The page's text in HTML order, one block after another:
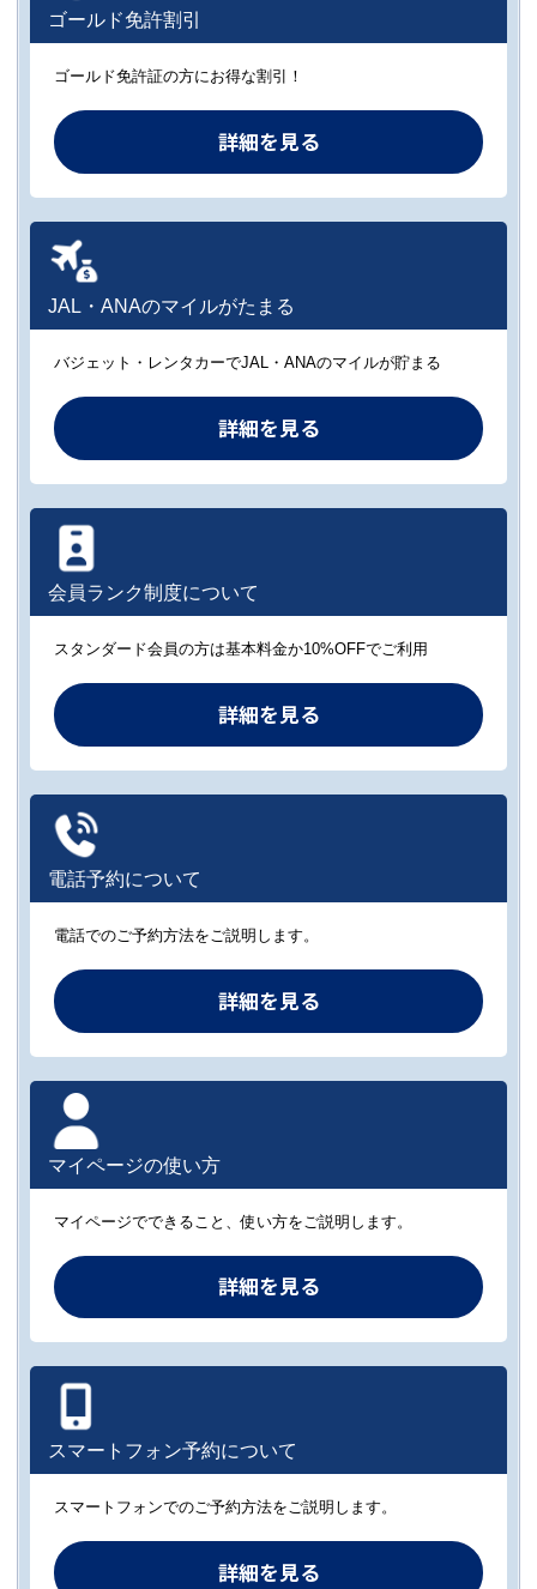
ゴールド免許割引
ゴールド免許証の方にお得な割引！
詳細を見る
JAL・ANAのマイルがたまる
バジェット・レンタカーでJAL・ANAのマイルが貯まる
詳細を見る
会員ランク制度について
スタンダード会員の方は基本料金か10%OFFでご利用
詳細を見る
電話予約について
電話でのご予約方法をご説明します。
詳細を見る
マイページの使い方
マイページでできること、使い方をご説明します。
詳細を見る
スマートフォン予約について
スマートフォンでのご予約方法をご説明します。
詳細を見る